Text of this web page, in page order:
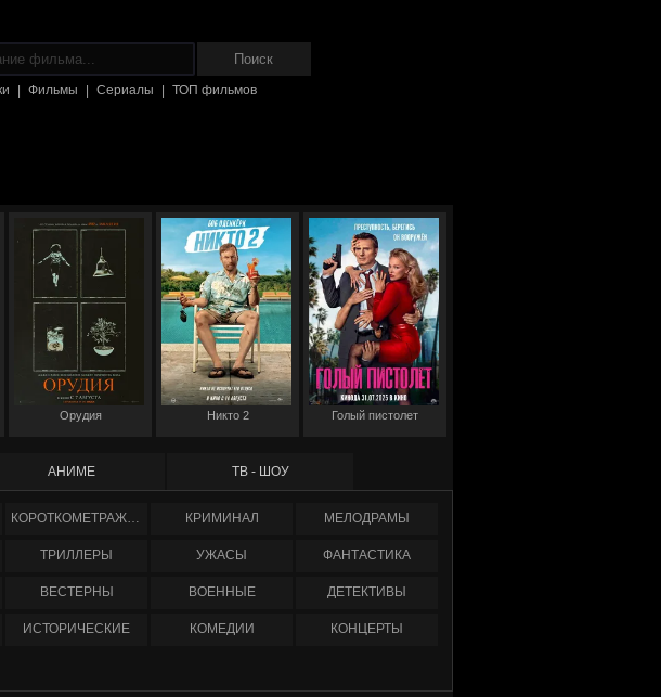
Фильмы Сериалы ТОП фильмов
Орудия Никто 2 Голый пистолет
АНИМЕ ТВ - ШОУ
КОРОТКОМЕТРАЖНЫЕ КРИМИНАЛ МЕЛОДРАМЫ
ТРИЛЛЕРЫ УЖАСЫ ФАНТАСТИКА
ВЕСТЕРНЫ ВОЕННЫЕ ДЕТЕКТИВЫ
ИСТОРИЧЕСКИЕ КОМЕДИИ КОНЦЕРТЫ